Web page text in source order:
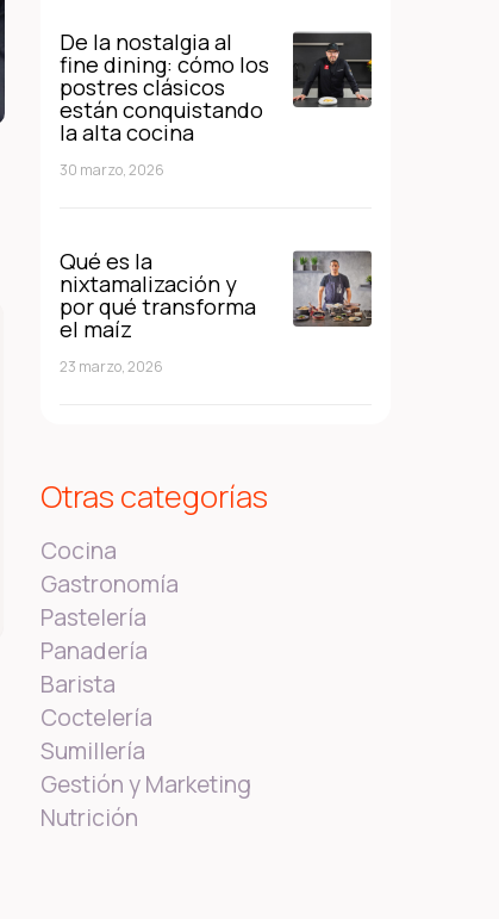
De la nostalgia al
fine dining: cómo los
postres clásicos
están conquistando
la alta cocina
30 marzo, 2026
Qué es la
nixtamalización y
por qué transforma
el maíz
23 marzo, 2026
Otras categorías
Cocina
Gastronomía
Pastelería
Panadería
Barista
Coctelería
Sumillería
Gestión y Marketing
Nutrición